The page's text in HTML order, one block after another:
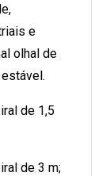
e
olhal de
de 1,5
de 3 m;